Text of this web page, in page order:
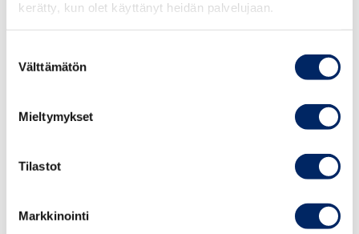
kerätty, kun olet käyttänyt heidän palvelujaan.
valinta
Välttämätön
Mieltymykset
Tilastot
Markkinointi
Elisa Markula, toimitusjohtaja, VR Group
Veritas
Consulting and Communications,
Sustainability Leadership & Corporate